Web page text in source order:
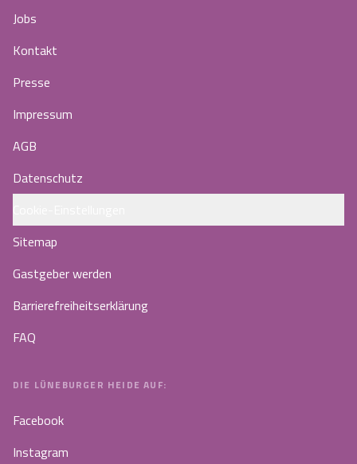
Jobs
Kontakt
Presse
Impressum
AGB
Datenschutz
Sitemap
Gastgeber werden
Barrierefreiheitserklärung
FAQ
DIE LÜNEBURGER HEIDE AUF:
Facebook
Instagram